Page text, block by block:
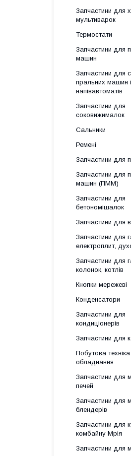
Запчастини для
мультиварок
Термостати
Запчастини для
машин
Запчастини для
пральних машин і
напівавтоматів
Запчастини для
соковижималок
Сальники
Ремені
Запчастини для
Запчастини для
машин (ПММ)
Запчастини для
бетономішалок
Запчастини для
Запчастини для
електроплит,
Запчастини для
колонок, котлів
Кнопки мережеві
Конденсатори
Запчастини для
кондиціонерів
Запчастини для
Побутова
обладнання
Запчастини для
печей
Запчастини для
блендерів
Запчастини для
комбайну Мрія
Запчастини для